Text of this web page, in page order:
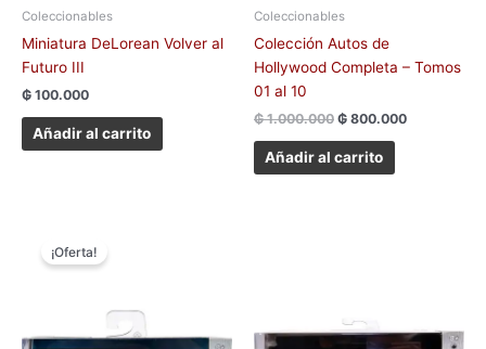
Coleccionables
Miniatura DeLorean Volver al
Futuro III
₲ 100.000
Añadir al carrito
Coleccionables
Colección Autos de
Hollywood Completa – Tomos
01 al 10
₲1.000.000 ₲ 800.000
Añadir al carrito
¡Oferta!
precio
original